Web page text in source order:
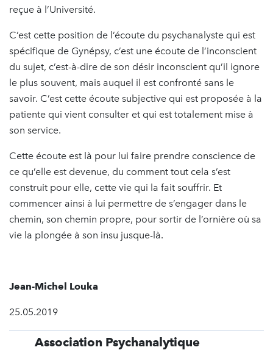
reçue à l’Université.
C’est cette position de l’écoute du psychanalyste qui est
spécifique de Gynépsy, c’est une écoute de l’inconscient
du sujet, c’est-à-dire de son désir inconscient qu’il ignore
le plus souvent, mais auquel il est confronté sans le
savoir. C’est cette écoute subjective qui est proposée à la
patiente qui vient consulter et qui est totalement mise à
son service.
Cette écoute est là pour lui faire prendre conscience de
ce qu’elle est devenue, du comment tout cela s’est
construit pour elle, cette vie qui la fait souffrir. Et
commencer ainsi à lui permettre de s’engager dans le
chemin, son chemin propre, pour sortir de l’ornière où sa
vie la plongée à son insu jusque-là.
Jean-Michel Louka
25.05.2019
Association Psychanalytique